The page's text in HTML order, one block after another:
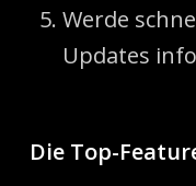
Werde
Updates
Die Top-